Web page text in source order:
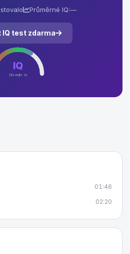
Průměrné IQ:—
test zdarma
IQ
Otestujte se
01:46
02:20